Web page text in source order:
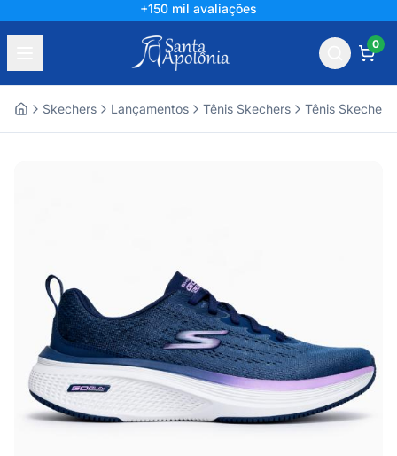
+150 mil avaliações
0
Skechers Lançamentos Tênis Skechers Tênis Skechers